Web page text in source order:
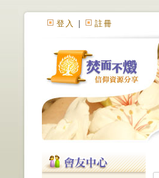
登入 註冊